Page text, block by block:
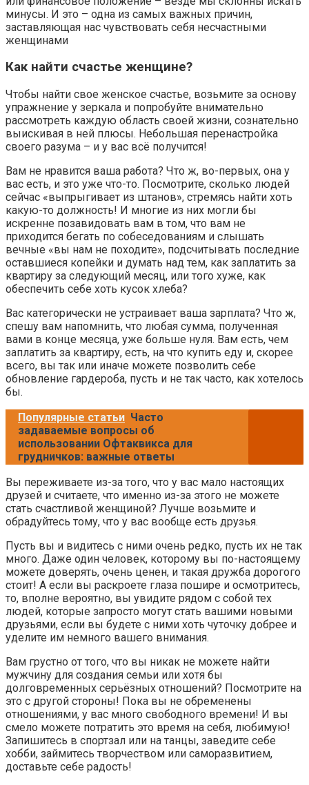
минусы. И это – одна из самых важных причин,
заставляющая нас чувствовать себя несчастными
женщинами
Как найти счастье женщине?
Чтобы найти свое женское счастье, возьмите за основу
упражнение у зеркала и попробуйте внимательно
рассмотреть каждую область своей жизни, сознательно
выискивая в ней плюсы. Небольшая перенастройка
своего разума – и у вас всё получится!
Вам не нравится ваша работа? Что ж, во-первых, она у
вас есть, и это уже что-то. Посмотрите, сколько людей
сейчас «выпрыгивает из штанов», стремясь найти хоть
какую-то должность! И многие из них могли бы
искренне позавидовать вам в том, что вам не
приходится бегать по собеседованиям и слышать
вечные «вы нам не походите», подсчитывать последние
оставшиеся копейки и думать над тем, как заплатить за
квартиру за следующий месяц, или того хуже, как
обеспечить себе хоть кусок хлеба?
Вас категорически не устраивает ваша зарплата? Что ж,
спешу вам напомнить, что любая сумма, полученная
вами в конце месяца, уже больше нуля. Вам есть, чем
заплатить за квартиру, есть, на что купить еду и, скорее
всего, вы так или иначе можете позволить себе
обновление гардероба, пусть и не так часто, как хотелось
бы.
Популярные статьи Часто
задаваемые вопросы об
использовании Офтаквикса для
грудничков: важные ответы
Вы переживаете из-за того, что у вас мало настоящих
друзей и считаете, что именно из-за этого не можете
стать счастливой женщиной? Лучше возьмите и
обрадуйтесь тому, что у вас вообще есть друзья.
Пусть вы и видитесь с ними очень редко, пусть их не так
много. Даже один человек, которому вы по-настоящему
можете доверять, очень ценен, и такая дружба дорогого
стоит! А если вы раскроете глаза пошире и осмотритесь,
то, вполне вероятно, вы увидите рядом с собой тех
людей, которые запросто могут стать вашими новыми
друзьями, если вы будете с ними хоть чуточку добрее и
уделите им немного вашего внимания.
Вам грустно от того, что вы никак не можете найти
мужчину для создания семьи или хотя бы
долговременных серьёзных отношений? Посмотрите на
это с другой стороны! Пока вы не обременены
отношениями, у вас много свободного времени! И вы
смело можете потратить это время на себя, любимую!
Запишитесь в спортзал или на танцы, заведите себе
хобби, займитесь творчеством или саморазвитием,
доставьте себе радость!